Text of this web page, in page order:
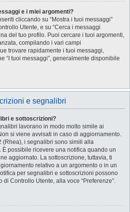
e i miei argomenti?
cliccando su “Mostra i tuoi messaggi”
Utente, e su “Cerca i messaggi
del tuo profilo. Puoi cercare i tuoi argomenti,
compilando i vari campi
trovare rapidamente i tuoi messaggi,
“I tuoi messaggi”, generalmente disponibile
e segnalibri
e sottoscrizioni?
lavorano in modo molto simile ai
si viene avvisati in caso di aggiornamento.
(Rhea), i segnalibri sono simili alla
possibile ricevere una notifica quando un
aggiornato. La sottoscrizione, tuttavia, ti
relativo a un argomento o in un
per segnalibri e sottoscrizioni possono
Controllo Utente, alla voce “Preferenze”.